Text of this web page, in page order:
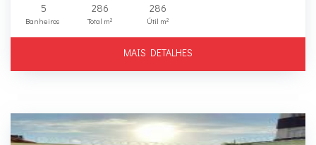
5
Banheiros
286
Total m²
286
Útil m²
MAIS DETALHES